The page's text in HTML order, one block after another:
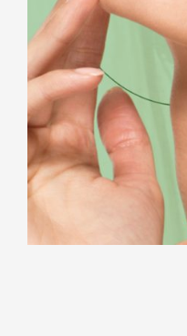
Prot. Solar